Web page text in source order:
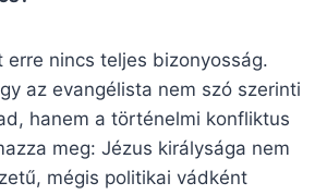
erre nincs teljes bizonyosság.
az evangélista nem szó szerinti
hanem a történelmi konfliktus
meg: Jézus királysága nem
mégis politikai vádként